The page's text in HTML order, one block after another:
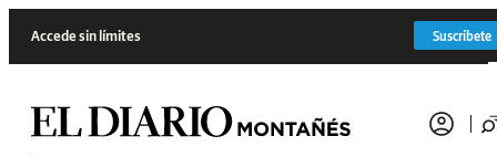
Accede sin límites Suscríbete